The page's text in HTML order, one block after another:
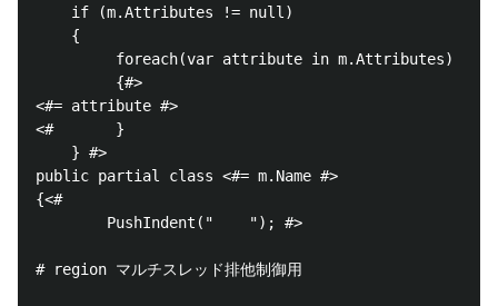
    if (m.Attributes != null)
    {
         foreach(var attribute in m.Attributes)
         {#>
<#= attribute #>
<#       }
    } #>
public partial class <#= m.Name #>
{<#
        PushIndent("    "); #>
# region マルチスレッド排他制御用